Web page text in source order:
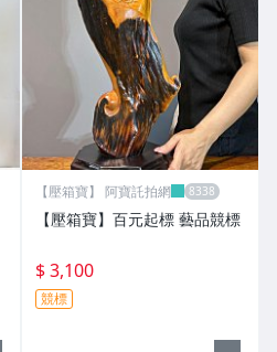
【壓箱寶】 阿寶託拍網
【壓箱寶】百元起標 藝品競標
$ 3,100
競標